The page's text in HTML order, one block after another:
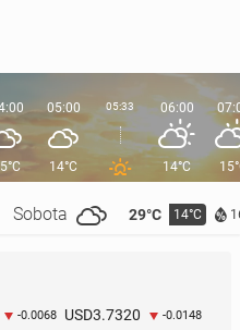
Sobota 29°C 14°C
05:00
14°C
05:33 06:00
14°C
-0.0068 USD3.7320 -0.0148